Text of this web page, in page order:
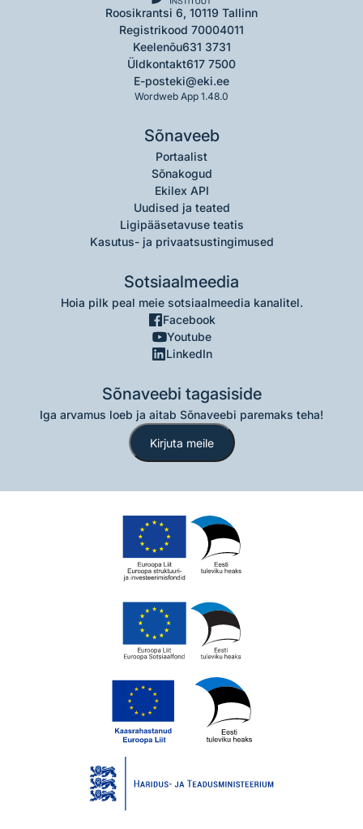
Roosikrantsi 6, 10119 Tallinn
Registrikood 70004011
Keelenõu631 3731
Üldkontakt617 7500
E-posteki@eki.ee
Wordweb App 1.48.0
Sõnaveeb
Portaalist
Sõnakogud
Ekilex API
Uudised ja teated
Ligipääsetavuse teatis
Kasutus- ja privaatsustingimused
Sotsiaalmeedia
Hoia pilk peal meie sotsiaalmeedia kanalitel.
Facebook
Youtube
LinkedIn
Sõnaveebi tagasiside
Iga arvamus loeb ja aitab Sõnaveebi paremaks teha!
Kirjuta meile